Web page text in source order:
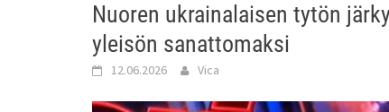
Nuoren ukrainalaisen tytön
yleisön sanattomaksi
12.06.2026 Vica